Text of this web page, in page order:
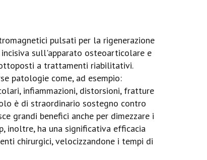
pulsati per la rigenerazione
sull'apparato osteoarticolare e
a trattamenti riabilitativi.
patologie come, ad esempio:
infiammazioni, distorsioni, fratture
è di straordinario sostegno contro
grandi benefici anche per dimezzare i
inoltre, ha una significativa efficacia
chirurgici, velocizzandone i tempi di